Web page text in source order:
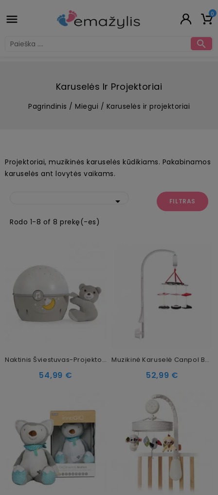
 0

Karuselės Ir Projektoriai
Pagrindinis Miegui Karuselės ir projektoriai
Projektoriai, muzikinės karuselės kūdikiams. Pakabinamos
karuselės ant lovytės vaikams.
 FILTRAS
Rodo 1-8 of 8 prekę(-es)
Naktinis Šviestuvas-Projektorius Chicco Next2Stars First Dreams, Beige
54,99 €
Muzikinė Karuselė Canpol Babies Contrast Plush Sensory Toys 68/084
52,99 €